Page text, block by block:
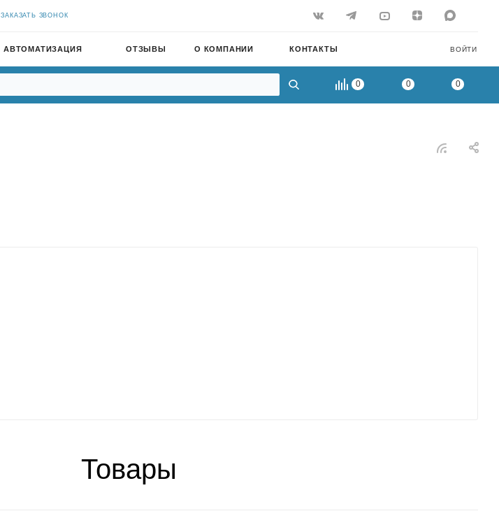
ЗАКАЗАТЬ ЗВОНОК
ВОЙТИ
АВТОМАТИЗАЦИЯ ОТЗЫВЫ О КОМПАНИИ КОНТАКТЫ
0 0 0
Товары